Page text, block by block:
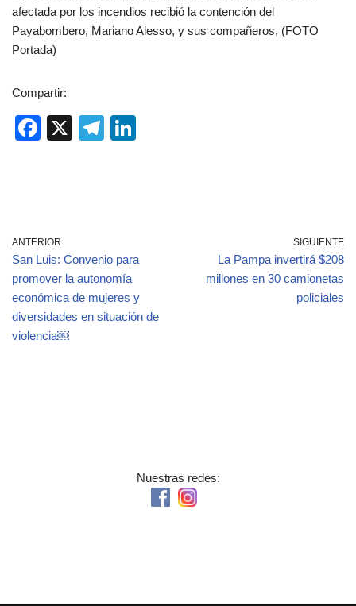
afectada por los incendios recibió la contención del
Payabombero, Mariano Alesso, y sus compañeros, (FOTO
Portada)
Compartir:
F
o
o
k
X
T
m n
ANTERIOR
San Luis: Convenio para
promover la autonomía
económica de mujeres y
diversidades en situación de
violencia￼
SIGUIENTE
La Pampa invertirá $208
millones en 30 camionetas
policiales
Nuestras redes: